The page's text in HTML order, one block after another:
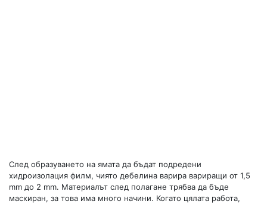
След образуването на ямата да бъдат подредени
хидроизолация филм, чиято дебелина варира вариращи от 1,5
mm до 2 mm. Материалът след полагане трябва да бъде
маскиран, за това има много начини. Когато цялата работа,